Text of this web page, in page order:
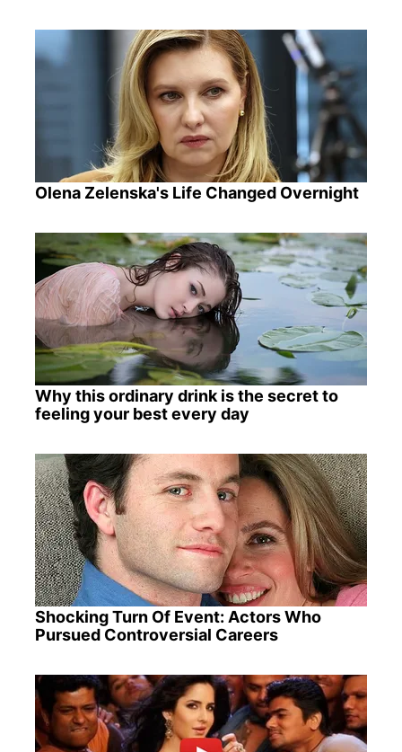
Olena Zelenska's Life Changed Overnight
Why this ordinary drink is the secret to
feeling your best every day
Shocking Turn Of Event: Actors Who
Pursued Controversial Careers